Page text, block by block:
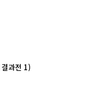
과전 1)